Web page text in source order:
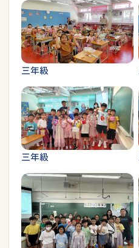
三年級
三年級